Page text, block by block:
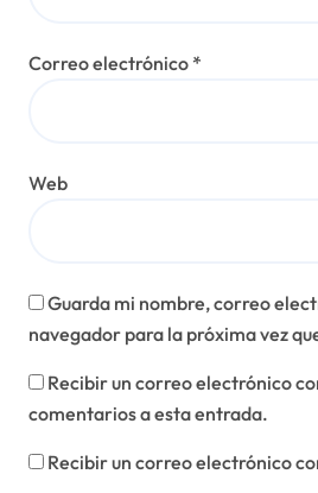
Correo electrónico *
Web
Guarda mi nombre, correo
navegador para la próxima vez
Recibir un correo electrónico
comentarios a esta entrada.
Recibir un correo electrónico